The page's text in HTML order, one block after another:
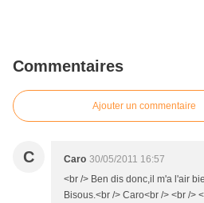
Commentaires
Ajouter un commentaire
C Caro 30/05/2011 16:57
<br /> Ben dis donc,il m'a l'air
Bisous.<br /> Caro<br /> <br />